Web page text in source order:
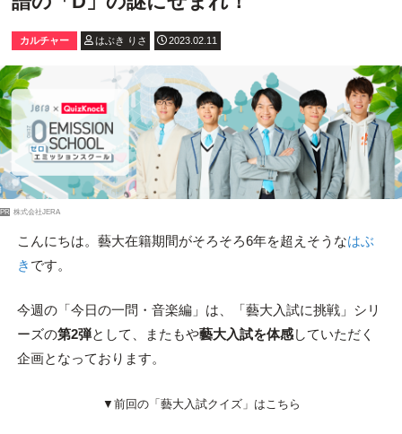
カルチャー はぶき りさ 2023.02.11
PR 株式会社JERA
こんにちは。藝大在籍期間がそろそろ6年を超えそうなはぶ
き です。
今週の「今日の一問・音楽編」は、「藝大入試に挑戦」シリ
ーズの第2弾として、またもや藝大入試を体感していただく
企画となっております。
▼前回の「藝大入試クイズ」はこちら